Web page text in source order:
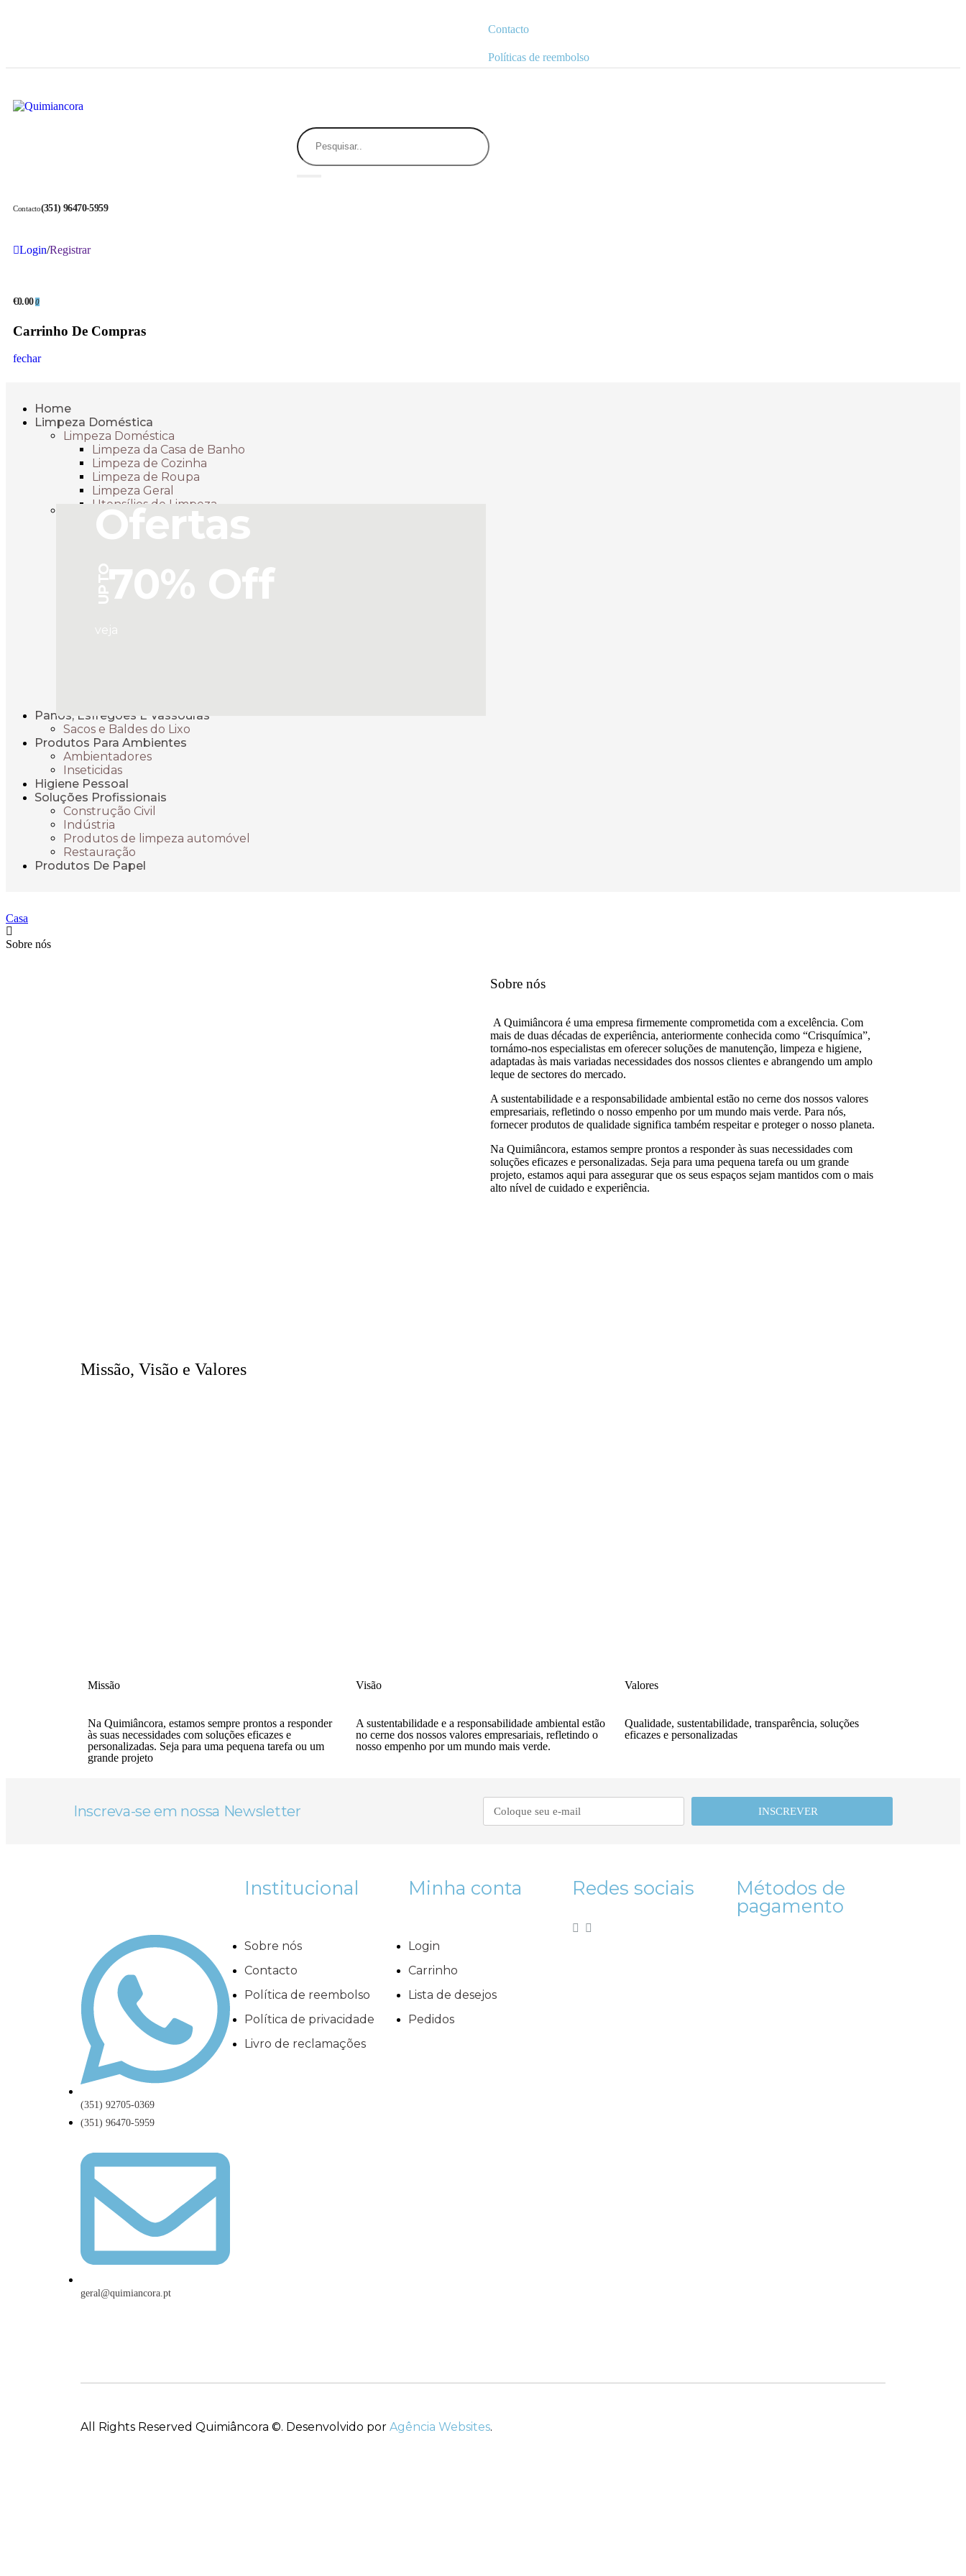
Contacto
Políticas de reembolso
Contacto(351) 96470-5959
Login/Registrar
€0.00 0
Carrinho De Compras
fechar
Home
Limpeza Doméstica
Limpeza Doméstica
Limpeza da Casa de Banho
Limpeza de Cozinha
Limpeza de Roupa
Limpeza Geral
Utensílios de Limpeza
Ofertas
UP TO70% Off
veja
Panos, Esfregões E Vassouras
Sacos e Baldes do Lixo
Produtos Para Ambientes
Ambientadores
Inseticidas
Higiene Pessoal
Soluções Profissionais
Construção Civil
Indústria
Produtos de limpeza automóvel
Restauração
Produtos De Papel
Casa
Sobre nós
Sobre nós
A Quimiâncora é uma empresa firmemente comprometida com a excelência. Com
mais de duas décadas de experiência, anteriormente conhecida como “Crisquímica”,
tornámo-nos especialistas em oferecer soluções de manutenção, limpeza e higiene,
adaptadas às mais variadas necessidades dos nossos clientes e abrangendo um amplo
leque de sectores do mercado.
A sustentabilidade e a responsabilidade ambiental estão no cerne dos nossos valores
empresariais, refletindo o nosso empenho por um mundo mais verde. Para nós,
fornecer produtos de qualidade significa também respeitar e proteger o nosso planeta.
Na Quimiâncora, estamos sempre prontos a responder às suas necessidades com
soluções eficazes e personalizadas. Seja para uma pequena tarefa ou um grande
projeto, estamos aqui para assegurar que os seus espaços sejam mantidos com o mais
alto nível de cuidado e experiência.
Missão, Visão e Valores
Missão
Na Quimiâncora, estamos sempre prontos a responder
às suas necessidades com soluções eficazes e
personalizadas. Seja para uma pequena tarefa ou um
grande projeto
Visão
A sustentabilidade e a responsabilidade ambiental estão
no cerne dos nossos valores empresariais, refletindo o
nosso empenho por um mundo mais verde.
Valores
Qualidade, sustentabilidade, transparência, soluções
eficazes e personalizadas
Inscreva-se em nossa Newsletter INSCREVER
(351) 92705-0369
(351) 96470-5959
geral@quimiancora.pt
Institucional
Sobre nós
Contacto
Política de reembolso
Política de privacidade
Livro de reclamações
Minha conta
Login
Carrinho
Lista de desejos
Pedidos
Redes sociais
Métodos de
pagamento
All Rights Reserved Quimiâncora ©. Desenvolvido por Agência Websites.